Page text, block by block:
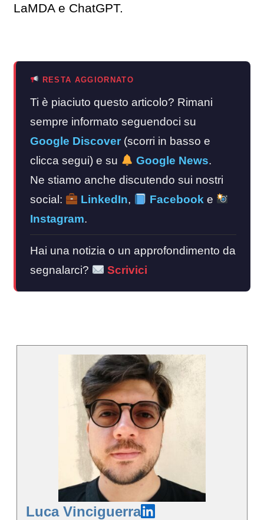
LaMDA e ChatGPT.
RESTA AGGIORNATO
Ti è piaciuto questo articolo? Rimani
sempre informato seguendoci su
Google Discover (scorri in basso e
clicca segui) e su
Google News.
Ne stiamo anche discutendo sui nostri
social:
LinkedIn, Facebook e
Instagram.
Hai una notizia o un approfondimento da
segnalarci?
Scrivici
Luca Vinciguerra